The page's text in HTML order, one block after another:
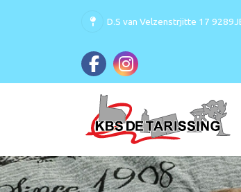
D.S van Velzenstrjitte 17